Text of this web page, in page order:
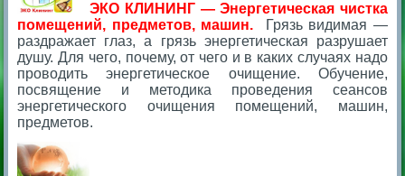
ЭКО КЛИНИНГ — Энергетическая чистка
помещений, предметов, машин.
Грязь видимая —
раздражает глаз, а грязь энергетическая разрушает
душу.Для чего, почему, от чего и в каких случаях надо
проводить энергетическое очищение. Обучение,
посвящение и методика проведения сеансов
энергетического очищения помещений, машин,
предметов.